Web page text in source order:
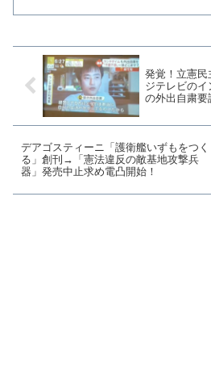
発覚！立憲民
ジテレビの
の外出自粛要
デアゴスティーニ「護衛艦いずもをつく
る」創刊→「憲法違反の敵基地攻撃兵
器」発売中止求め電凸開始！